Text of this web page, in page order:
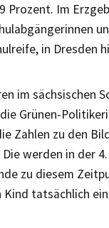
Prozent. Im
in Dresden
im sächsischen
Grünen-
Zahlen zu den
werden in der
zu diesem
Kind tatsächlich